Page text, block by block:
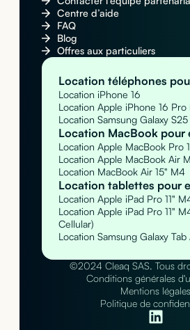
Centre d’aide
FAQ
Blog
Offres aux particuliers
Location téléphones
Location iPhone 16
Location Apple iPhone 16 Pro
Location Samsung Galaxy S25
Location MacBook pour
Location Apple MacBook Pro
Location Apple MacBook Air
Location MacBook Air 15" M4
Location tablettes pour
Location Apple iPad Pro 11"
Location Apple iPad Pro 11"
Cellular)
Location Samsung Galaxy
©2024 Cleaq SAS. Tous
Conditions générales
Mentions légales
Politique de